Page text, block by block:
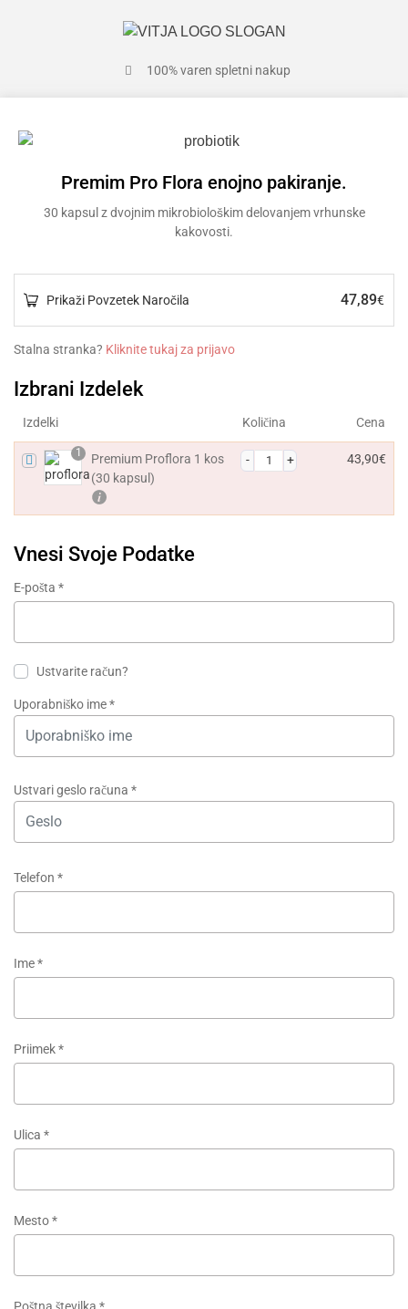
100% varen spletni nakup
Premim Pro Flora enojno pakiranje.
30 kapsul z dvojnim mikrobiološkim delovanjem vrhunske
kakovosti.
Prikaži Povzetek Naročila 47,89€
Stalna stranka? Kliknite tukaj za prijavo
Izbrani Izdelek
Izdelki Količina Cena
1
Premium Proflora 1 kos
(30 kapsul)
43,90€
Vnesi Svoje Podatke
E-pošta *
Ustvarite račun?
Uporabniško ime*
Ustvari geslo računa *
Telefon *
Ime*
Priimek*
Ulica *
Mesto*
Poštna številka *